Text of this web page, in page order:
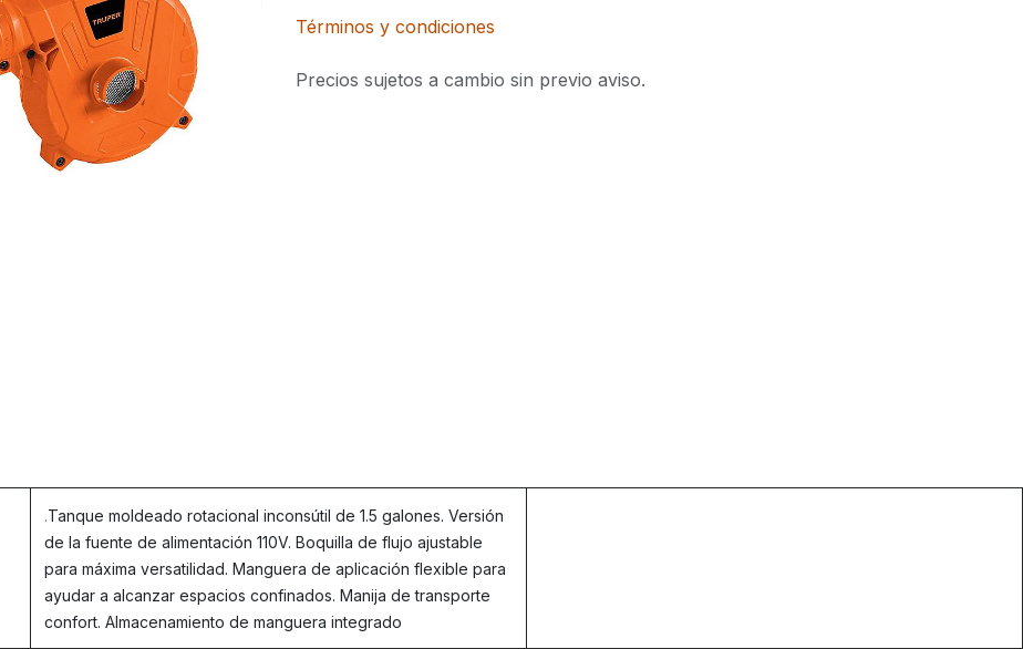
Términos y condiciones
Precios sujetos a cambio sin previo aviso.
.Tanque moldeado rotacional inconsútil de 1.5 galones. Versión
de la fuente de alimentación 110V. Boquilla de flujo ajustable
para máxima versatilidad. Manguera de aplicación flexible para
ayudar a alcanzar espacios confinados. Manija de transporte
confort. Almacenamiento de manguera integrado